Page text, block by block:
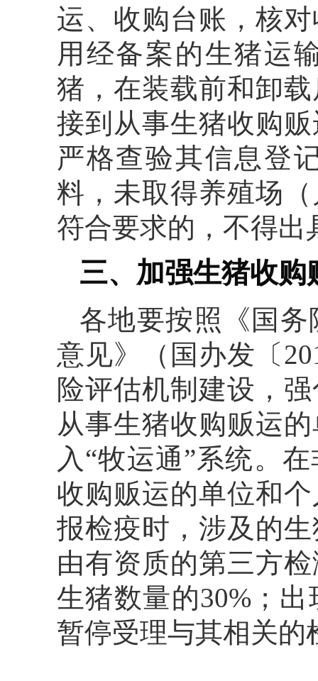
运、收购台账，核
用经备案的生猪运
猪，在装载前和卸
接到从事生猪收购
严格查验其信息登
料，未取得养殖场
符合要求的，不得出
三、加强生猪收购
各地要按照《国
意见》（国办发〔
险评估机制建设，
从事生猪收购贩运
入“牧运通”系统。
收购贩运的单位和
报检疫时，涉及的
由有资质的第三方
生猪数量的30%；
暂停受理与其相关的